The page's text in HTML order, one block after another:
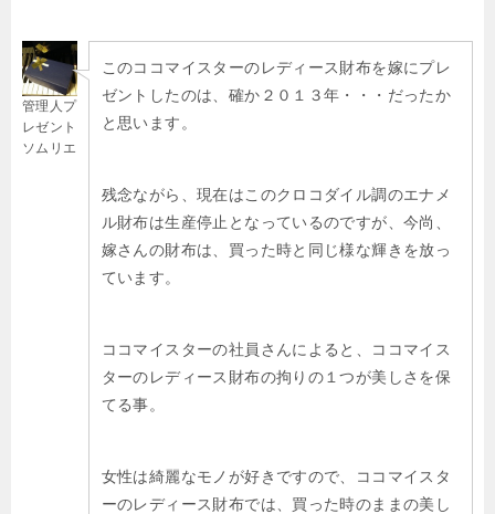
管理人プ
レゼント
ソムリエ
このココマイスターのレディース財布を嫁にプレ
ゼントしたのは、確か２０１３年・・・だったか
と思います。
残念ながら、現在はこのクロコダイル調のエナメ
ル財布は生産停止となっているのですが、今尚、
嫁さんの財布は、買った時と同じ様な輝きを放っ
ています。
ココマイスターの社員さんによると、ココマイス
ターのレディース財布の拘りの１つが美しさを保
てる事。
女性は綺麗なモノが好きですので、ココマイスタ
ーのレディース財布では、買った時のままの美し